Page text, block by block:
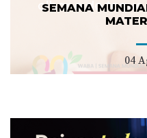
SEMANA
04